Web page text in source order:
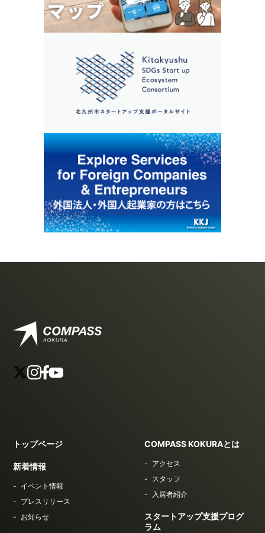
トップページ
新着情報
イベント情報
プレスリリース
お知らせ
COMPASS KOKURAとは
アクセス
スタッフ
入居者紹介
スタートアップ支援プログ
ラム